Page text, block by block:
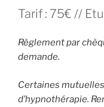
Tarif : 75€ //
Règlement par
demande.
Certaines
d’hypnothérapie.